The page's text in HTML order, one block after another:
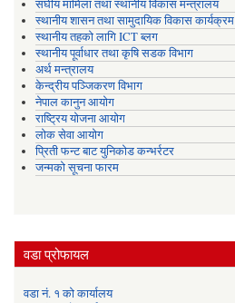
संघीय मामिला तथा स्थानीय विकास मन्त्रालय
स्थानीय शासन तथा सामुदायिक विकास कार्यक्रम
स्थानीय तहको लागि ICT ब्लग
स्थानीय पूर्वाधार तथा कृषि सडक विभाग
अर्थ मन्त्रालय
केन्द्रीय पञ्जिकरण विभाग
नेपाल कानुन आयोग
राष्ट्रिय योजना आयोग
लोक सेवा आयोग
प्रिती फन्ट बाट युनिकोड कन्भर्रटर
जन्मको सूचना फारम
वडा प्रोफायल
वडा नं. १ को कार्यालय